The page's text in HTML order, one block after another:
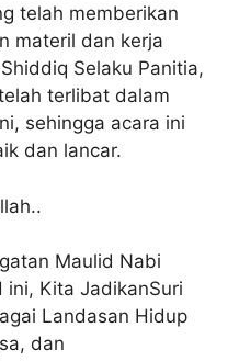
telah memberikan
materil dan kerja
Selaku Panitia,
terlibat dalam
sehingga acara ini
dan lancar.
Maulid Nabi
ini, Kita JadikanSuri
Landasan Hidup
dan